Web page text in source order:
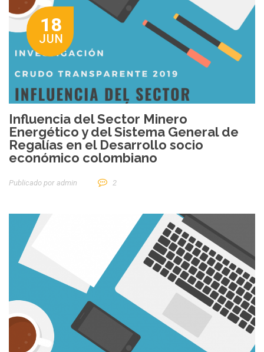
18
JUN
Influencia del Sector Minero
Energético y del Sistema General de
Regalías en el Desarrollo socio
económico colombiano
Publicado por Admin 2